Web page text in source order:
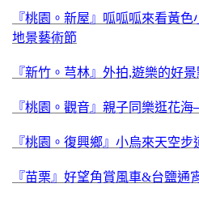
『桃園。新屋』呱呱呱來看黃
地景藝術節
『新竹。芎林』外拍,遊樂的好
『桃園。觀音』親子同樂逛花
『桃園。復興鄉』小烏來天空
『苗栗』好望角賞風車&台鹽通